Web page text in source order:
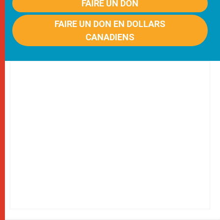
FAIRE UN DON
FAIRE UN DON EN DOLLARS
CANADIENS